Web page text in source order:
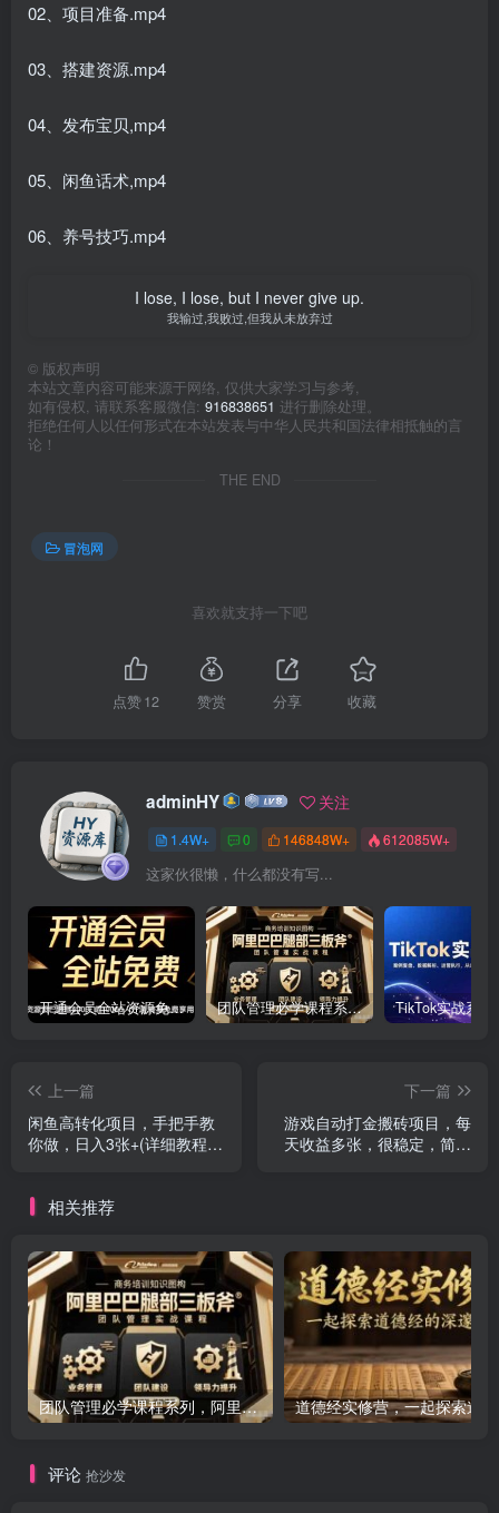
02、项目准备.mp4
03、搭建资源.mp4
04、发布宝贝,mp4
05、闲鱼话术,mp4
06、养号技巧.mp4
I lose, I lose, but I never give up.
我输过,我败过,但我从未放弃过
© 版权声明
本站文章内容可能来源于网络, 仅供大家学习与参考,
如有侵权, 请联系客服微信: 916838651 进行删除处理。
拒绝任何人以任何形式在本站发表与中华人民共和国法律相抵触的言
论！
THE END
冒泡网
喜欢就支持一下吧
点赞12 赞赏 分享 收藏
adminHY 关注
1.4W+ 0 146848W+ 612085W+
这家伙很懒，什么都没有写...
开通会员全站资源免费下载 开通VIP会员 HY资源库 团队管理必学课程系列，阿里巴巴“腿部三板斧”
上一篇
闲鱼高转化项目，手把手教
你做，日入3张+(详细教程
下一篇
游戏自动打金搬砖项目，每
天收益多张，很稳定，简单
相关推荐
团队管理必学课程系列，阿里巴巴“腿部三板斧”
评论 抢沙发